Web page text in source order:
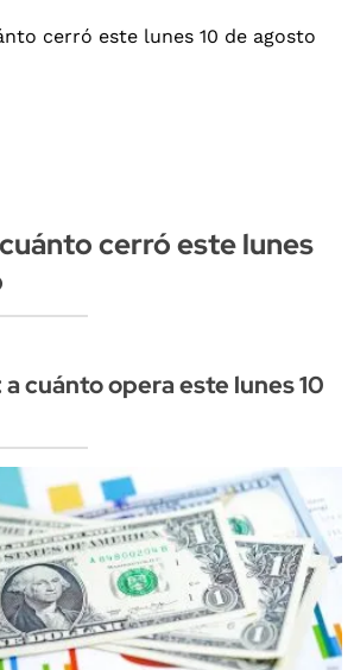
cerró este lunes
cuánto opera este lunes 10